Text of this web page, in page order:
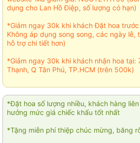
dụng cho Lan Hồ Điệp, số lượng có hạn)
*Giảm ngay 30k khi khách Đặt hoa
Không áp dụng song song, các ngày lễ,
hỗ trợ chi tiết hơn)
*Giảm ngay 30k khi khách nhận hoa tại:
Thạnh, Q Tân Phú, TP.HCM (trên 500k)
*Đặt hoa số lượng nhiều, khách hàng
hưởng mức giá chiếc khấu tốt nhất
*Tặng miễn phí thiệp chúc mừng, băng